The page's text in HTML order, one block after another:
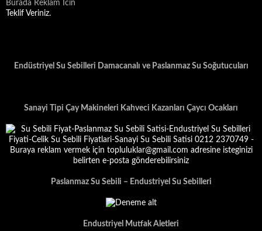
Burada Reklam Icin
Teklif Veriniz.
Endüstriyel Su Sebilleri Damacanalı ve Paslanmaz Su Soğutucuları
Sanayi Tipi Çay Makineleri Kahveci Kazanları Çaycı Ocakları
Paslanmaz Su Sebili – Endustriyel Su Sebilleri
Endustriyel Mutfak Aletleri